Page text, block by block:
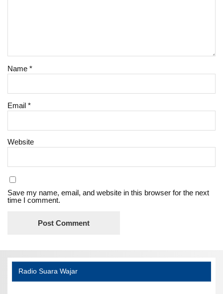
Name*
Email*
Website
Save my name, email, and website in this browser for the next
time I comment.
Radio Suara Wajar